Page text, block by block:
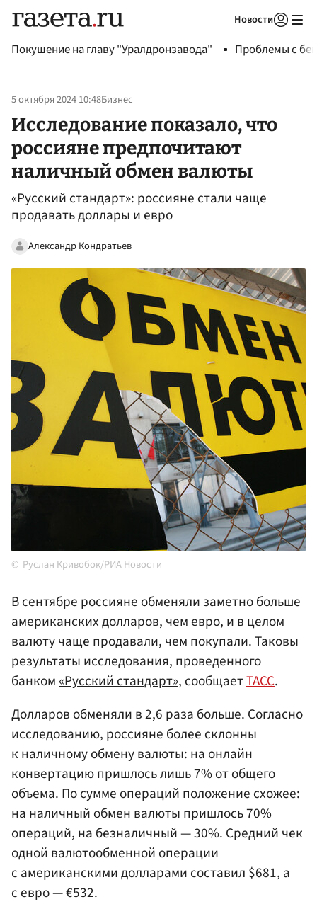
Новости
Покушение на главу "Уралдронзавода" Проблемы с
5 октября 2024 10:48Бизнес
Исследование показало, что
россияне предпочитают
наличный обмен валюты
«Русский стандарт»: россияне стали чаще
продавать доллары и евро
Александр Кондратьев
Руслан Кривобок/РИА Новости
В сентябре россияне обменяли заметно больше
американских долларов, чем евро, и в целом
валюту чаще продавали, чем покупали. Таковы
результаты исследования, проведенного
банком«Русский стандарт», сообщаетТАСС.
Долларов обменяли в 2,6 раза больше. Согласно
исследованию, россияне более склонны
к наличному обмену валюты: на онлайн
конвертацию пришлось лишь 7% от общего
объема. По сумме операций положение схожее:
на наличный обмен валюты пришлось 70%
операций, на безналичный — 30%. Средний чек
одной валютообменной операции
с американскими долларами составил $681, а
с евро — €532.